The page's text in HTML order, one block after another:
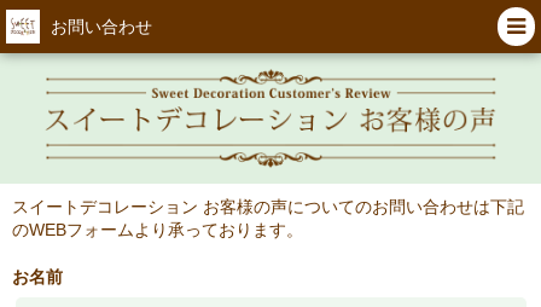
お問い合わせ
スイートデコレーション お客様の声についてのお問い合わせは下記
のWEBフォームより承っております。
お名前